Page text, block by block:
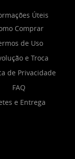
Úteis
Comprar
de Uso
e Troca
de Privacidade
FAQ
e Entrega